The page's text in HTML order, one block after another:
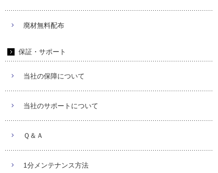
廃材無料配布
保証・サポート
当社の保障について
当社のサポートについて
Ｑ＆Ａ
1分メンテナンス方法